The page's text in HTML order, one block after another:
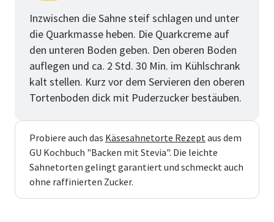
Inzwischen die Sahne steif schlagen und unter
die Quarkmasse heben. Die Quarkcreme auf
den unteren Boden geben. Den oberen Boden
auflegen und ca. 2 Std. 30 Min. im Kühlschrank
kalt stellen. Kurz vor dem Servieren den oberen
Tortenboden dick mit Puderzucker bestäuben.
Probiere auch das Käsesahnetorte Rezeptaus dem
GU Kochbuch "Backen mit Stevia". Die leichte
Sahnetorten gelingt garantiert und schmeckt auch
ohne raffinierten Zucker.